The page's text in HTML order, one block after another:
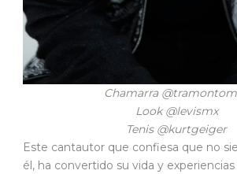
Chamarra
Look @levismx
Tenis @kurtgeiger
Este cantautor que confiesa que no
él, ha convertido su vida y